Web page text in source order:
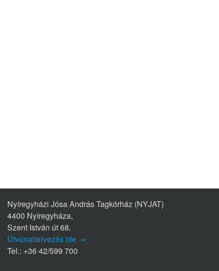
Nyíregyházi Jósa András Tagkórház (NYJAT)
4400 Nyíregyháza,
Szent István út 68.
Útvonaltervezés ide →
Tel.: +36 42/599 700